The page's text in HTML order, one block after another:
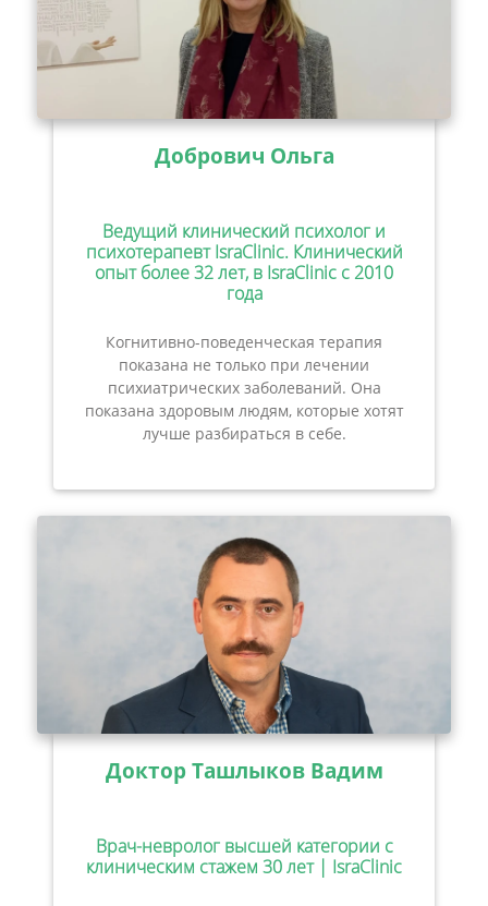
Добрович Ольга
Ведущий клинический психолог и
психотерапевт IsraClinic. Клинический
опыт более 32 лет, в IsraClinic с 2010
года
Когнитивно-поведенческая терапия
показана не только при лечении
психиатрических заболеваний. Она
показана здоровым людям, которые хотят
лучше разбираться в себе.
Доктор Ташлыков Вадим
Врач-невролог высшей категории с
клиническим стажем 30 лет | IsraClinic